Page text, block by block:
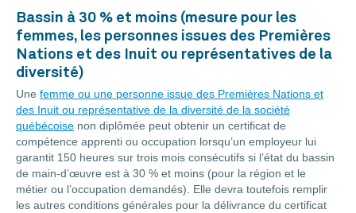
Bassin à 30 % et moins (mesure pour les
femmes, les personnes issues des Premières
Nations et des Inuit ou représentatives de la
diversité)
Une femme ou une personne issue des Premières Nations et
des Inuit ou représentative de la diversité de la société
québécoise non diplômée peut obtenir un certificat de
compétence apprenti ou occupation lorsqu’un employeur lui
garantit 150 heures sur trois mois consécutifs si l’état du bassin
de main-d’œuvre est à 30 % et moins (pour la région et le
métier ou l’occupation demandés). Elle devra toutefois remplir
les autres conditions générales pour la délivrance du certificat